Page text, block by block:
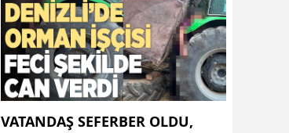
VATANDAŞ SEFERBER OLDU,